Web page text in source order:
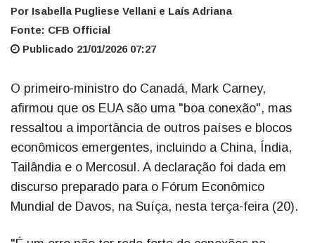
Por Isabella Pugliese Vellani e Laís Adriana
Fonte: CFB Official
Publicado 21/01/2026 07:27
O primeiro-ministro do Canadá, Mark Carney,
afirmou que os EUA são uma "boa conexão", mas
ressaltou a importância de outros países e blocos
econômicos emergentes, incluindo a China, Índia,
Tailândia e o Mercosul. A declaração foi dada em
discurso preparado para o Fórum Econômico
Mundial de Davos, na Suíça, nesta terça-feira (20).